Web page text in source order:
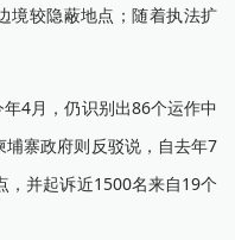
境较隐蔽地点；随着执法扩
4月，仍识别出86个运作中
寨政府则反驳说，自去年7
，并起诉近1500名来自19个